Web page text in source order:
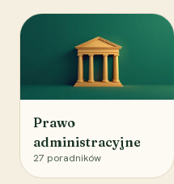
Prawo
administracyjne
27 poradników